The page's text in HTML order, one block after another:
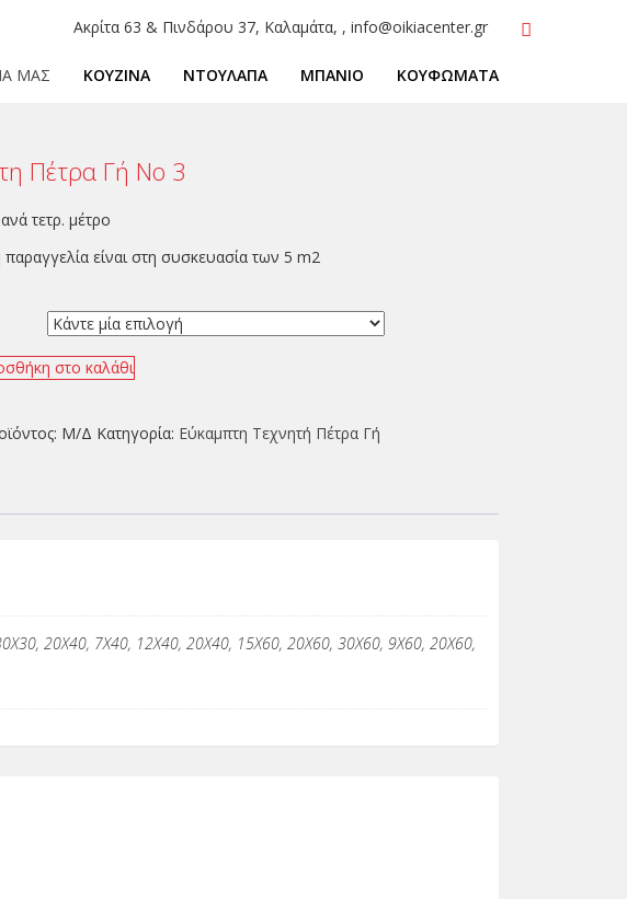
Ακρίτα 63 & Πινδάρου 37, Καλαμάτα, , info@oikiacenter.gr
ΜΑΣ ΚΟΥΖΙΝΑ ΝΤΟΥΛΑΠΑ ΜΠΑΝΙΟ ΚΟΥΦΩΜΑΤΑ
Πέτρα Γή No 3
τετρ. μέτρο
παραγγελία είναι στη συσκευασία των 5 m2
στο καλάθι
Μ/Δ Κατηγορία: Εύκαμπτη Τεχνητή Πέτρα Γή
20Χ40, 7Χ40, 12Χ40, 20Χ40, 15Χ60, 20Χ60, 30Χ60, 9Χ60, 20Χ60,